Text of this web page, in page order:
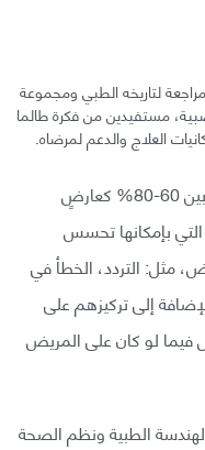
لتاريخه الطبي ومجموعة
مستفيدين من فكرة طالما
العلاج والدعم لمرضاه.
يعطي الاعتلال في اللغة مؤشرًا نسبته ما بين 60-80% كعارضٍ
التي بإمكانها تحسس
مثل: التردد، الخطأ في
إلى تركيزهم على
فيما لو كان على المريض
الطبية ونظم الصحة